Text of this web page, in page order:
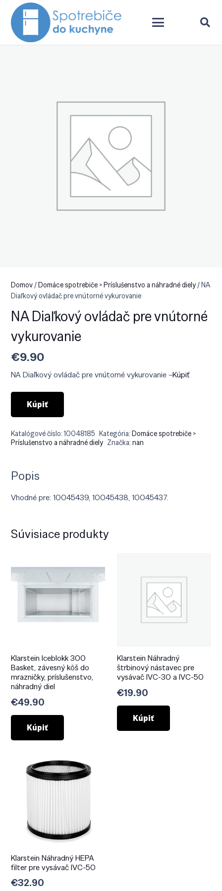
Domov/Domáce spotrebiče > Príslušenstvo a náhradné diely/ NA
Diaľkový ovládač pre vnútorné vykurovanie
NA Diaľkový ovládač pre vnútorné
vykurovanie
€9.90
NA Diaľkový ovládač pre vnútorné vykurovanie –Kúpiť
Kúpiť
Katalógové číslo:10048185 Kategória:Domáce spotrebiče >
Príslušenstvo a náhradné diely Značka:nan
Popis
Vhodné pre: 10045439, 10045438, 10045437.
Súvisiace produkty
Klarstein Iceblokk 300
Basket, závesný kôš do
mrazničky, príslušenstvo,
náhradný diel
€49.90
Kúpiť
Klarstein Náhradný
štrbinový nástavec pre
vysávač IVC-30 a IVC-50
€19.90
Kúpiť
Klarstein Náhradný HEPA
filter pre vysávač IVC-50
€32.90